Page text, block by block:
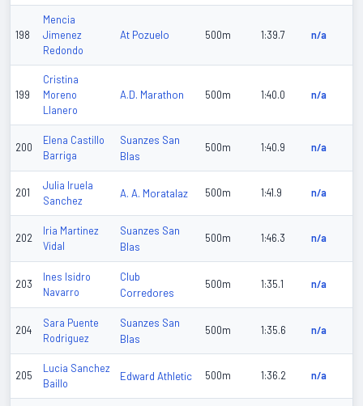
198
Mencia
Jimenez
Redondo
At Pozuelo 500m 1:39.7 n/a
199
Cristina
Moreno
Llanero
A.D. Marathon 500m 1:40.0 n/a
200
Elena Castillo
Barriga
Suanzes San
Blas
500m 1:40.9 n/a
201
Julia Iruela
Sanchez
A. A. Moratalaz 500m 1:41.9 n/a
202
Iria Martinez
Vidal
Suanzes San
Blas
500m 1:46.3 n/a
203
Ines Isidro
Navarro
Club
Corredores
500m 1:35.1 n/a
204
Sara Puente
Rodriguez
Suanzes San
Blas
500m 1:35.6 n/a
205
Lucia Sanchez
Baillo
Edward Athletic 500m 1:36.2 n/a